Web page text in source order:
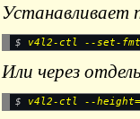
Устанавливает
$
Или через
$